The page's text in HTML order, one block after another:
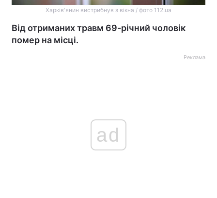
Харків'янин вистрибнув з вікна / фото 112.ua
Від отриманих травм 69-річний чоловік
помер на місці.
Реклама
ad